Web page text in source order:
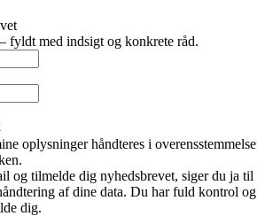
fyldt med indsigt og konkrete råd.
oplysninger håndteres i overensstemmelse
og tilmelde dig nyhedsbrevet, siger du ja til
af dine data. Du har fuld kontrol og
dig.